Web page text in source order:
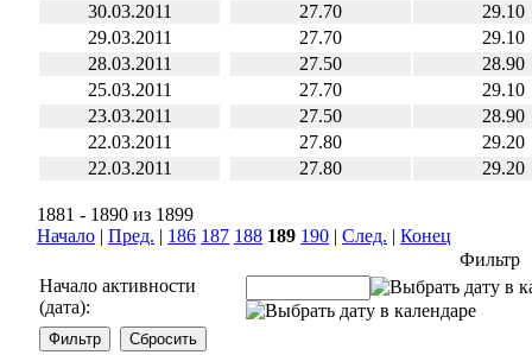
30.03.2011
27.70
29.10
29.03.2011
27.70
29.10
28.03.2011
27.50
28.90
25.03.2011
27.70
29.10
23.03.2011
27.50
28.90
22.03.2011
27.80
29.20
22.03.2011
27.80 29.20
1881 - 1890 из 1899
Начало | Пред. | 186 187 188 189 190 | След. | Конец
Фильтр
Начало активности
(дата):